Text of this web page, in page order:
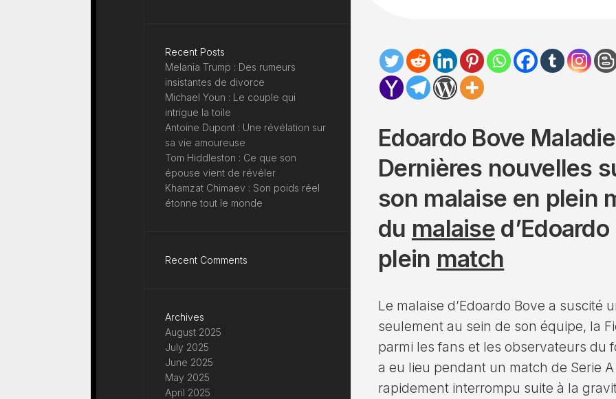
Edoardo Bove
Dernières nouvelles
son malaise en plein
du malaise
plein match
Le malaise d’Edoardo Bove a suscité
seulement au sein de son équipe, la
parmi les fans et les observateurs du
a eu lieu pendant un match de Serie
rapidement interrompu suite à la
Recent Posts
Melania Trump : Des rumeurs
insistantes de divorce
Michael Youn : Le couple qui
intrigue la toile
Antoine Dupont : Une révélation sur
sa vie amoureuse
Tom Hiddleston : Ce que son
épouse vient de révéler
Khamzat Chimaev : Son poids réel
étonne tout le monde
Recent Comments
Archives
August 2025
July 2025
June 2025
May 2025
April 2025